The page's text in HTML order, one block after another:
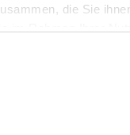
die Sie
für unsere